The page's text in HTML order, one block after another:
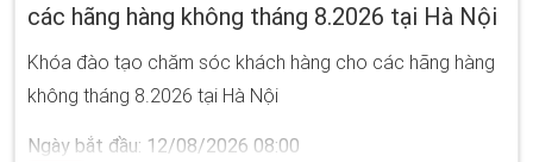
các hãng hàng không tháng 8.2026 tại Hà Nội
Khóa đào tạo chăm sóc khách hàng cho các hãng hàng
không tháng 8.2026 tại Hà Nội
Ngày bắt đầu: 12/08/2026 08:00